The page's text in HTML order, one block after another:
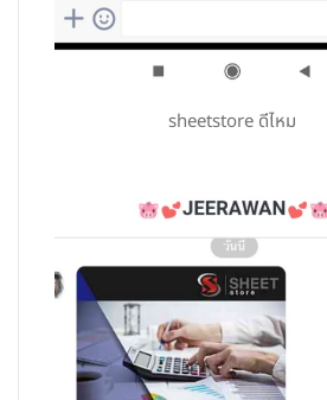
sheetstore ดีไหม